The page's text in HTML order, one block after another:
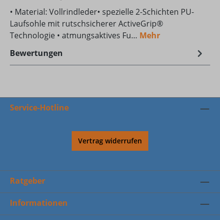
• Material: Vollrindleder• spezielle 2-Schichten PU-
Laufsohle mit rutschsicherer ActiveGrip®
Technologie • atmungsaktives Fu… Mehr
Bewertungen
Service-Hotline
Vertrag widerrufen
Ratgeber
Informationen